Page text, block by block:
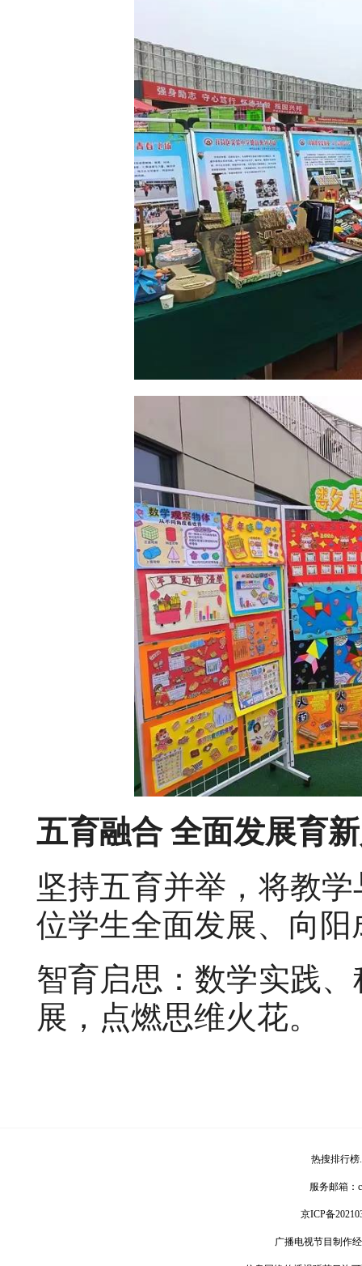
五育融合 全面发展育
坚持五育并举，将教
位学生全面发展、向阳
智育启思：数学实践
展，点燃思维火花。
热搜排行榜
服务邮箱：
京ICP备
广播电视节目制作